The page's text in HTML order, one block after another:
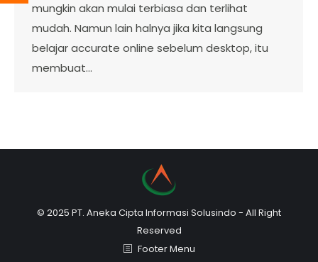
mungkin akan mulai terbiasa dan terlihat
mudah. Namun lain halnya jika kita langsung
belajar accurate online sebelum desktop, itu
membuat…
© 2025 PT. Aneka Cipta Informasi Solusindo - All Right
Reserved
Footer Menu